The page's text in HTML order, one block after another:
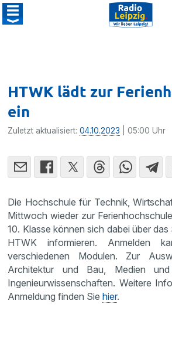
HTWK lädt zur
ein
Zuletzt aktualisiert:04.10.2023 | 05:00 Uhr
Die Hochschule für Technik,
Mittwoch wieder zur
10. Klasse können sich dabei über
HTWK informieren. Anmelden
verschiedenen Modulen. Zur
Architektur und Bau, Medien
Ingenieurwissenschaften. Weitere
Anmeldung finden Siehier.